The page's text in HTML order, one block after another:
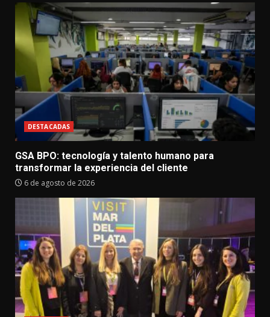
DESTACADAS
GSA BPO: tecnología y talento humano para
transformar la experiencia del cliente
6 de agosto de 2026